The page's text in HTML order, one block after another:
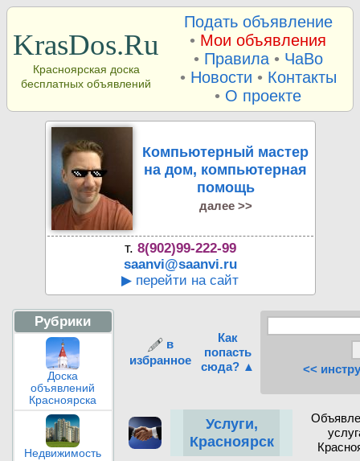
KrasDos.Ru
Красноярская доска
бесплатных объявлений
Подать объявление
• Мои объявления
• Правила• ЧаВо
• Новости • Контакты
• О проекте
Компьютерный мастер
на дом, компьютерная
помощь
далее >>
т. 8(902)99-222-99
saanvi@saanvi.ru
▶ перейти на сайт
Рубрики
Доска
объявлений
Красноярска
Недвижимость
в
избранное
Как
попасть
сюда? ▲
<<
Услуги,
Красноярск